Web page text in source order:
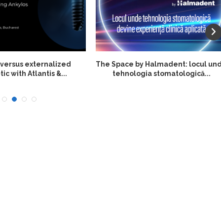
ON, 24 MAI 2026,
Cum alegi corect un workflow
digital? Testarea practică...